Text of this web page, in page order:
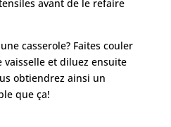
avant de le refaire
casserole? Faites couler
vaisselle et diluez ensuite
obtiendrez ainsi un
que ça!